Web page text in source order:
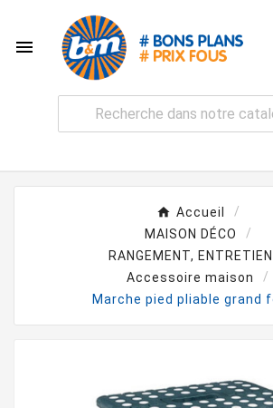

Accueil
MAISON DÉCO
RANGEMENT, ENTRETIEN
Accessoire maison
Marche pied pliable grand